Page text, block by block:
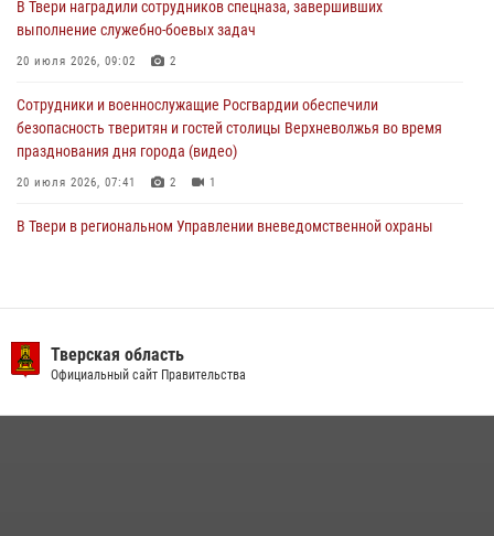
Росгвардейцы оказали помощь водителю на дороге в городе Кашин
22 июля 2026, 08:35
В Твери наградили сотрудников спецназа, завершивших
выполнение служебно-боевых задач
20 июля 2026, 09:02 2
Сотрудники и военнослужащие Росгвардии обеспечили
безопасность тверитян и гостей столицы Верхневолжья во время
празднования дня города (видео)
20 июля 2026, 07:41 2 1
В Твери в региональном Управлении вневедомственной охраны
10 июля 2026, 08:44 1
Тверская область
Официальный сайт Правительства